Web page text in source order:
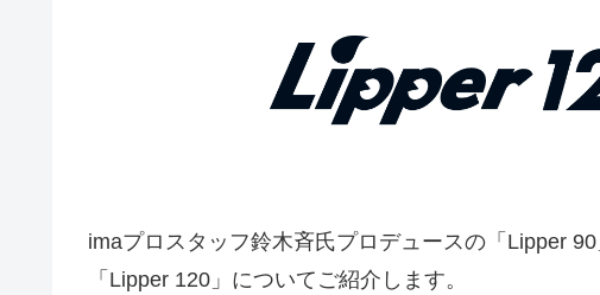
imaプロスタッフ鈴木斉氏プロデュースの「Lipper
「Lipper 120」についてご紹介します。